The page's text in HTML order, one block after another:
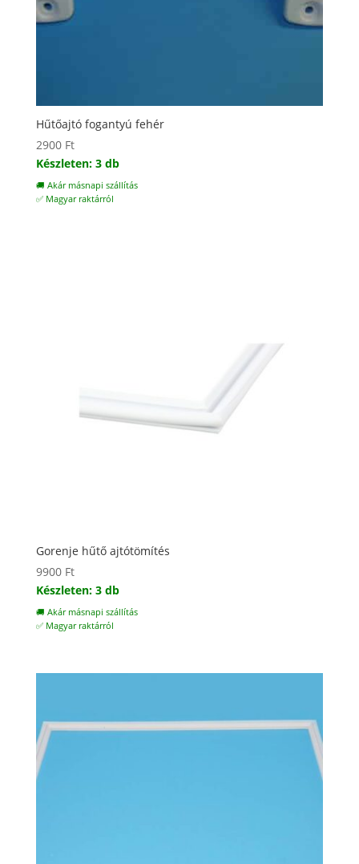
Hűtőajtó fogantyú fehér
2900 Ft
Készleten: 3 db
🚚 Akár másnapi szállítás
✅ Magyar raktárról
Gorenje hűtő ajtótömítés
9900 Ft
Készleten: 3 db
🚚 Akár másnapi szállítás
✅ Magyar raktárról